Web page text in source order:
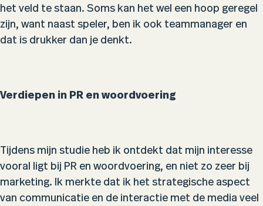
het veld te staan. Soms kan het wel een hoop geregel
zijn, want naast speler, ben ik ook teammanager en
dat is drukker dan je denkt.
Verdiepen in PR en woordvoering
Tijdens mijn studie heb ik ontdekt dat mijn interesse
vooral ligt bij PR en woordvoering, en niet zo zeer bij
marketing. Ik merkte dat ik het strategische aspect
van communicatie en de interactie met de media veel